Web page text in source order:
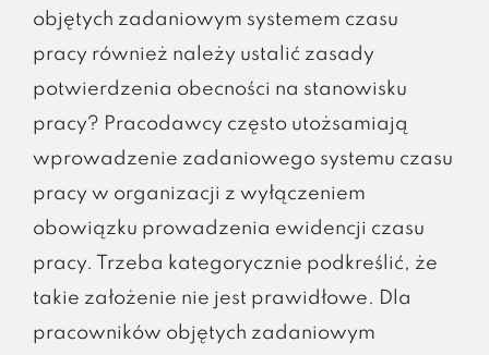
objętych zadaniowym systemem czasu
pracy również należy ustalić zasady
potwierdzenia obecności na stanowisku
pracy? Pracodawcy często utożsamiają
wprowadzenie zadaniowego systemu czasu
pracy w organizacji z wyłączeniem
obowiązku prowadzenia ewidencji czasu
pracy. Trzeba kategorycznie podkreślić, że
takie założenie nie jest prawidłowe. Dla
pracowników objętych zadaniowym